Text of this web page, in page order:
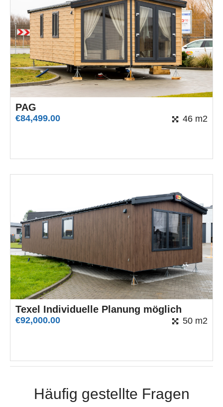
PAG
€84,499.00 46 m2
Texel Individuelle Planung möglich
€92,000.00 50 m2
Häufig gestellte Fragen